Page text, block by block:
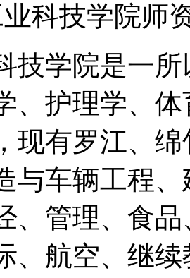
科技学院师
技学院是一
、护理学、
现有罗江、
与车辆工程
、管理、食
、航空、继